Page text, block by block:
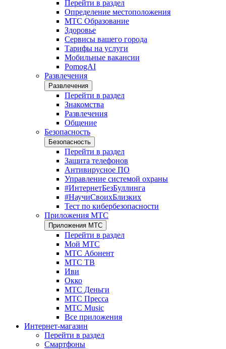
Перейти в раздел
Определение местоположения
МТС Образование
Здоровье
Сервисы вашего города
Тарифы на услуги
Мобильные вакансии
PomogAI
Развлечения
Развлечения
Перейти в раздел
Знакомства
Развлечения
Общение
Безопасность
Безопасность
Перейти в раздел
Защита телефонов
Антивирусное ПО
Управление системой охраны
#ИнтернетБезБуллинга
#НаучиСвоихБлизких
Тест по кибербезопасности
Приложения МТС
Приложения МТС
Перейти в раздел
Мой МТС
МТС Абонент
МТС ТВ
Иви
Окко
МТС Деньги
МТС Пресса
МТС Music
Все приложения
Интернет-магазин
Перейти в раздел
Смартфоны